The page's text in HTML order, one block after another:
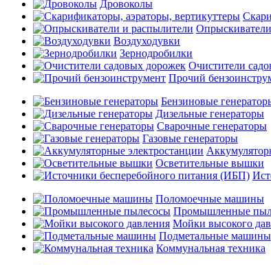
Дровоколы
Воздуходувки
Зернодробилки
Очистители
Прочий
Бензиновые
Дизельные генераторы
Сварочные генераторы
Газовые генераторы
Осветительные вышки
Поломоечные машины
Промышленные
Мойки высокого
Подметальные машины
Коммунальная техника